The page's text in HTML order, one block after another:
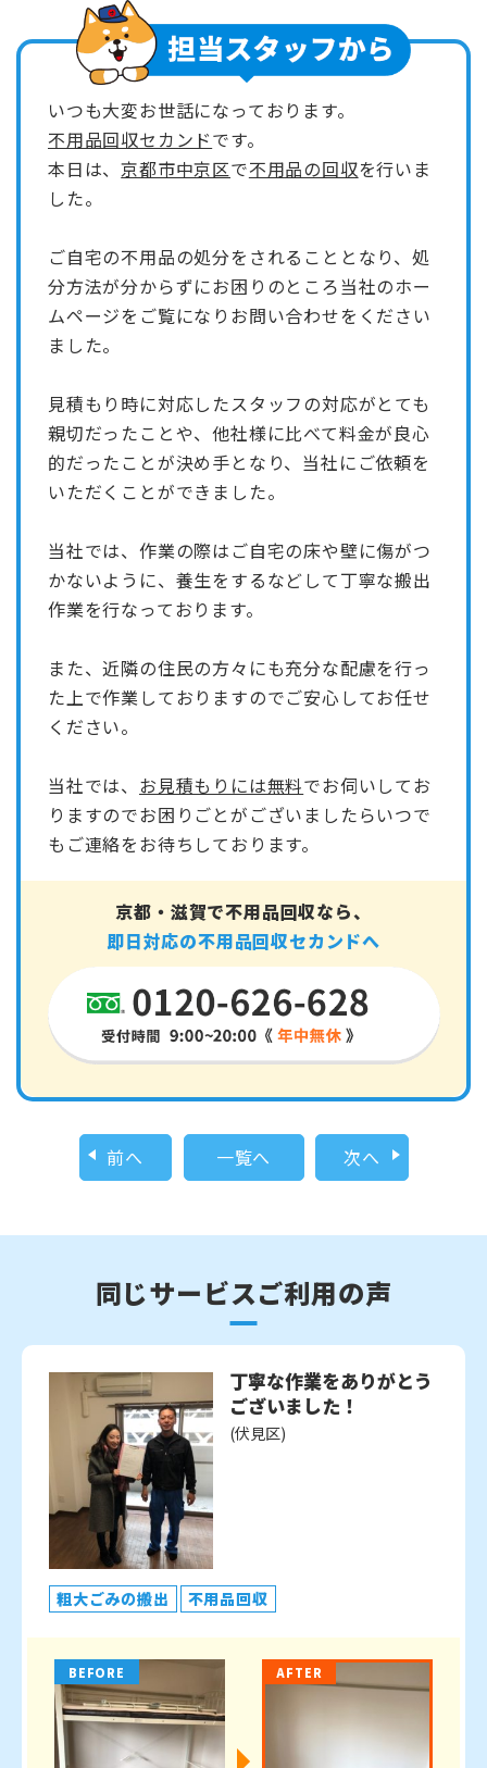
いつも大変お世話になっております。
不用品回収セカンドです。
本日は、京都市中京区で不用品の回収を行いま
した。
ご自宅の不用品の処分をされることとなり、処
分方法が分からずにお困りのところ当社のホー
ムページをご覧になりお問い合わせをください
ました。
見積もり時に対応したスタッフの対応がとても
親切だったことや、他社様に比べて料金が良心
的だったことが決め手となり、当社にご依頼を
いただくことができました。
当社では、作業の際はご自宅の床や壁に傷がつ
かないように、養生をするなどして丁寧な搬出
作業を行なっております。
また、近隣の住民の方々にも充分な配慮を行っ
た上で作業しておりますのでご安心してお任せ
ください。
当社では、 お見積もりには無料でお伺いしてお
りますのでお困りごとがございましたらいつで
もご連絡をお待ちしております。
京都・滋賀で不用品回収なら、
即日対応の不用品回収セカンドへ
前へ 一覧へ 次へ
同じサービスご利用の声
丁寧な作業をありがとう
ございました！
(伏見区)
粗大ごみの搬出 不用品回収
BEFORE AFTER